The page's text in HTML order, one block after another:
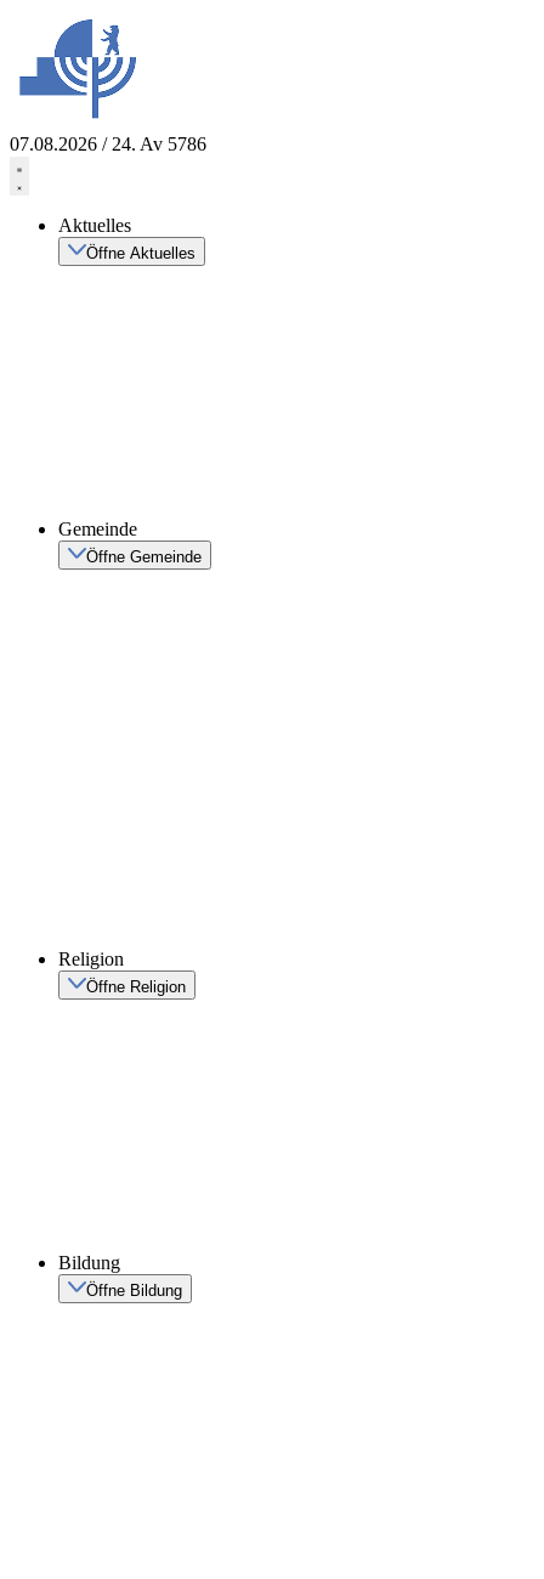
springen
07.08.2026 / 24. Av 5786
Aktuelles
Öffne Aktuelles
Gemeinde
Öffne Gemeinde
Religion
Öffne Religion
Bildung
Öffne Bildung